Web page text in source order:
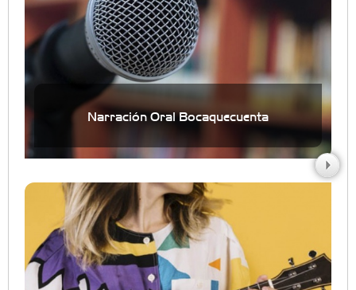
Narración Oral Bocaquecuenta